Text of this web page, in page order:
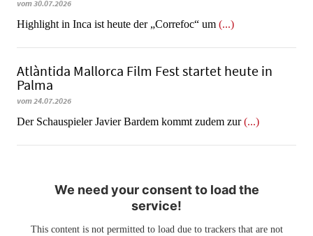
vom 30.07.2026
Highlight in Inca ist heute der „Correfoc“ um (...)
Atlàntida Mallorca Film Fest startet heute in
Palma
vom 24.07.2026
Der Schauspieler Javier Bardem kommt zudem zur(...)
We need your consent to load the
service!
This content is not permitted to load due to trackers that are not